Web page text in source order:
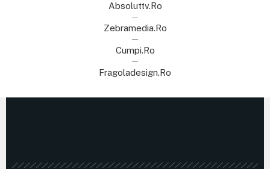
Absoluttv.ro
Zebramedia.ro
Cumpi.ro
Fragoladesign.ro